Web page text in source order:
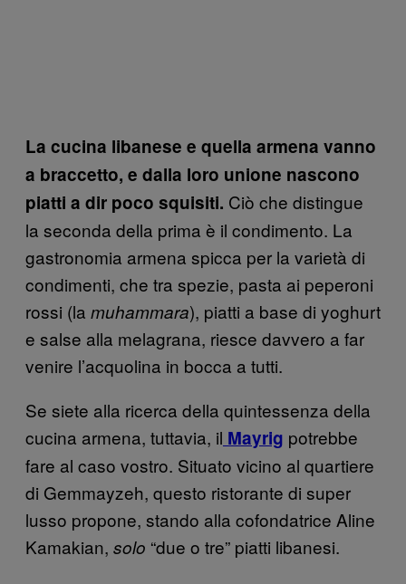
La cucina libanese e quella armena vanno
a braccetto, e dalla loro unione nascono
piatti a dir poco squisiti. Ciò che distingue
la seconda della prima è il condimento. La
gastronomia armena spicca per la varietà di
condimenti, che tra spezie, pasta ai peperoni
rossi (la muhammara), piatti a base di yoghurt
e salse alla melagrana, riesce davvero a far
venire l’acquolina in bocca a tutti.
Se siete alla ricerca della quintessenza della
cucina armena, tuttavia, il Mayrig potrebbe
fare al caso vostro. Situato vicino al quartiere
di Gemmayzeh, questo ristorante di super
lusso propone, stando alla cofondatrice Aline
Kamakian, solo “due o tre” piatti libanesi.